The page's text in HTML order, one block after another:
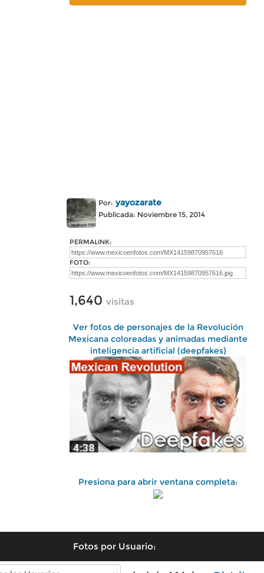
Por: yayozarate
Publicada: Noviembre 15, 2014
PERMALINK:
FOTO:
1,640 visitas
Ver fotos de personajes de la Revolución
Mexicana coloreadas y animadas mediante
inteligencia artificial (deepfakes)
Presiona para abrir ventana completa:
Fotos por Usuario: